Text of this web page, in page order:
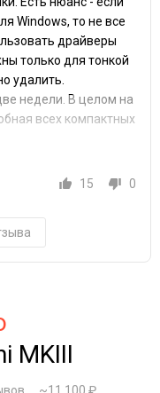
Windows, то не все
драйверы
только для тонкой
удалить.
недели. В целом на
всех компактных
15 0
MKIII
~11 100 ₽